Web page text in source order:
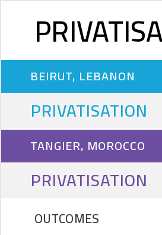
BEIRUT, LEBANON
PRIVATISATION
TANGIER, MOROCCO
PRIVATISATION
OUTCOMES